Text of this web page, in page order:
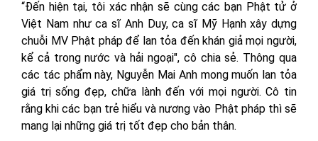
“Đến hiện tại, tôi xác nhận sẽ cùng các bạn Phật tử ở
Việt Nam như ca sĩ Anh Duy, ca sĩ Mỹ Hạnh xây dựng
chuỗi MV Phật pháp để lan tỏa đến khán giả mọi người,
kể cả trong nước và hải ngoại", cô chia sẻ. Thông qua
các tác phẩm này, Nguyễn Mai Anh mong muốn lan tỏa
giá trị sống đẹp, chữa lành đến với mọi người. Cô tin
rằng khi các bạn trẻ hiểu và nương vào Phật pháp thì sẽ
mang lại những giá trị tốt đẹp cho bản thân.